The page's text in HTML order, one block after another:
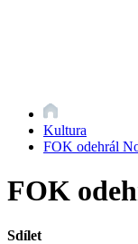
Kultura
FOK odehrál
FOK
Sdílet